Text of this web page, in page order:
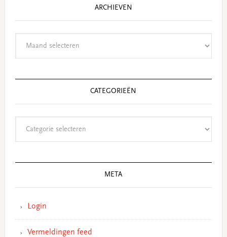
ARCHIEVEN
CATEGORIEËN
META
Login
Vermeldingen feed